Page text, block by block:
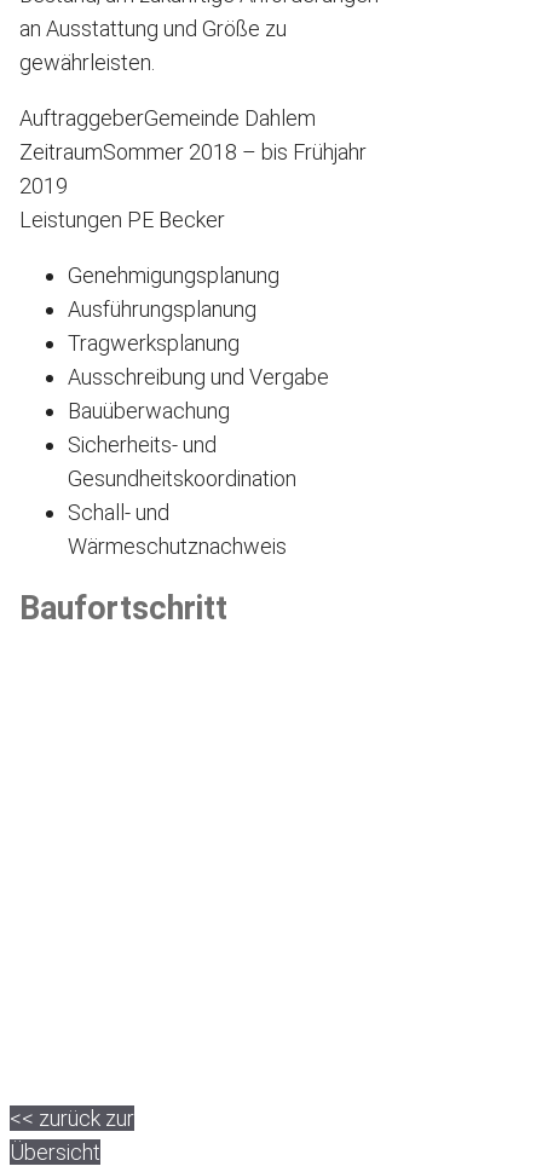
an Ausstattung und Größe zu
gewährleisten.
AuftraggeberGemeinde Dahlem
ZeitraumSommer 2018 – bis Frühjahr
2019
Leistungen PE Becker
Genehmigungsplanung
Ausführungsplanung
Tragwerksplanung
Ausschreibung und Vergabe
Bauüberwachung
Sicherheits- und
Gesundheitskoordination
Schall- und
Wärmeschutznachweis
Baufortschritt
<< zurück zur
Übersicht